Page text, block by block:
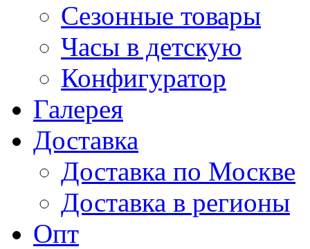
Сезонные товары
Часы в детскую
Конфигуратор
Галерея
Доставка
Доставка по Москве
Доставка в регионы
Опт